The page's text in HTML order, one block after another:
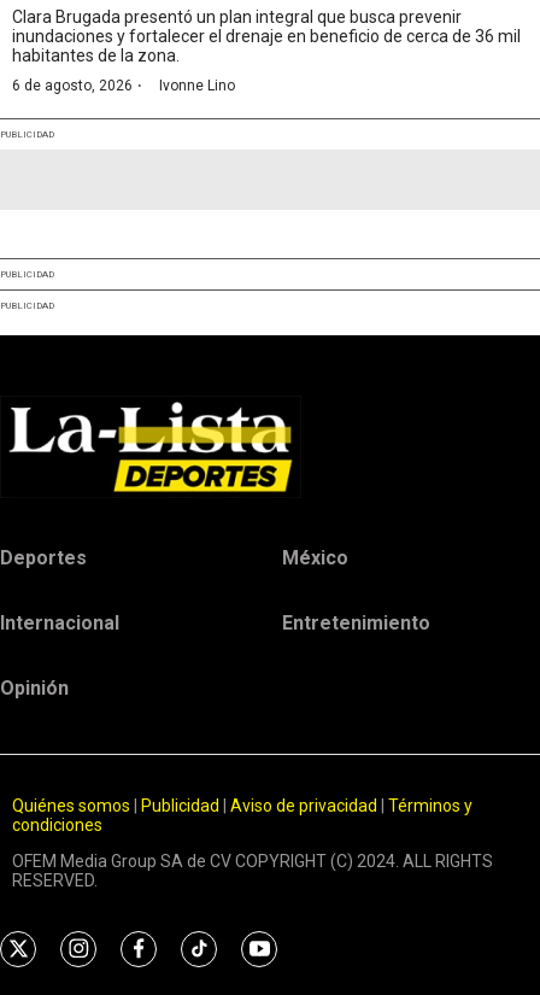
Clara Brugada presentó un plan integral que busca prevenir
inundaciones y fortalecer el drenaje en beneficio de cerca de 36 mil
habitantes de la zona.
6 de agosto, 2026 · Ivonne Lino
PUBLICIDAD
PUBLICIDAD
PUBLICIDAD
Deportes México
Internacional Entretenimiento
Opinión
Quiénes somos Publicidad Aviso de privacidad
Términos y
condiciones
OFEM Media Group SA de CV COPYRIGHT (C) 2024. ALL RIGHTS
RESERVED.
t
i
f
t
y